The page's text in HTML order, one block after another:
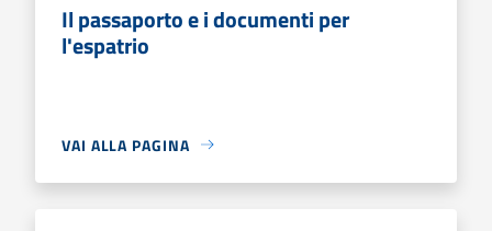
Il passaporto e i documenti per
l'espatrio
VAI ALLA PAGINA